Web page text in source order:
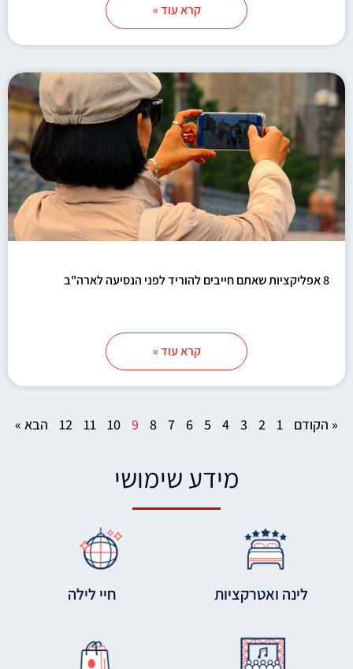
קרא עוד »
8 אפליקציות שאתם חייבים להוריד לפני הנסיעה לארה"ב
קרא עוד »
« הקודם 1
2
3
4
5
6
7
8
9
10
11
12 הבא »
מידע שימושי
לינה ואטרקציות חיי לילה